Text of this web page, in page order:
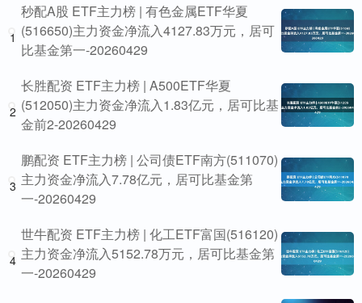
1
秒配A股 ETF主力榜 | 有色金属ETF华夏
(516650)主力资金净流入4127.83万元，居可
比基金第一-20260429
2
长胜配资 ETF主力榜 | A500ETF华夏
(512050)主力资金净流入1.83亿元，居可比基
金前2-20260429
3
鹏配资 ETF主力榜 | 公司债ETF南方(511070)
主力资金净流入7.78亿元，居可比基金第
一-20260429
4
世牛配资 ETF主力榜 | 化工ETF富国(516120)
主力资金净流入5152.78万元，居可比基金第
一-20260429